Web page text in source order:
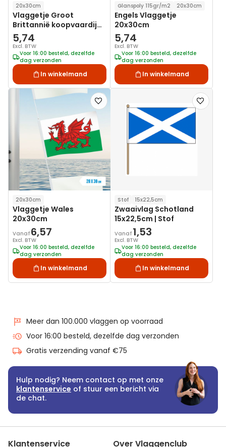
20x30cm
Vlaggetje Groot
Brittannië koopvaardij
20x30cm
5,74
Excl. BTW
Voor 16:00 besteld, dezelfde
dag verzonden
In winkelmand
Glanspoly 115gr/m2 20x30cm
Engels Vlaggetje
20x30cm
5,74
Excl. BTW
Voor 16:00 besteld, dezelfde
dag verzonden
In winkelmand
Voeg
toe
aan
verlanglijst
20x30cm
Vlaggetje Wales
20x30cm
Vanaf 6,57
Excl. BTW
Voor 16:00 besteld, dezelfde
dag verzonden
In winkelmand
Voeg
toe
Stof 15x22,5cm
Zwaaivlag Schotland
15x22,5cm | Stof
Vanaf 1,53
Excl. BTW
Voor 16:00 besteld, dezelfde
dag verzonden
In winkelmand
Meer dan 100.000 vlaggen op voorraad
Voor 16:00 besteld, dezelfde dag verzonden
Gratis verzending vanaf €75
Hulp nodig? Neem contact op met onze
klantenservice of stuur een bericht via
de chat.
Klantenservice Over Vlaggenclub